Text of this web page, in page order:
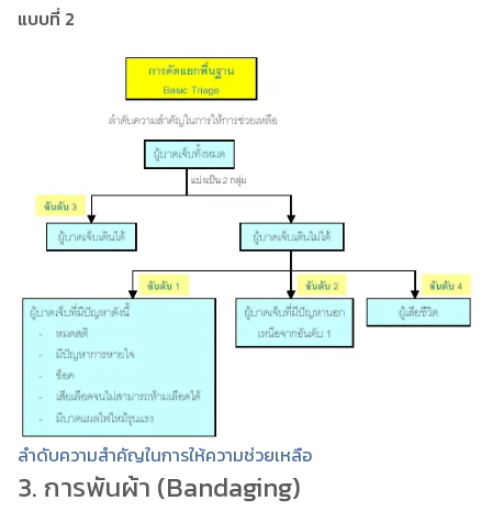
แบบที่ 2
ลำดับความสำคัญในการให้ความช่วยเหลือ
3. การพันผ้า (Bandaging)